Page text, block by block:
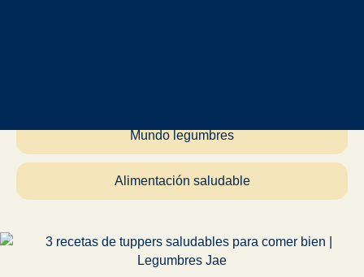
Mundo legumbres
Alimentación saludable